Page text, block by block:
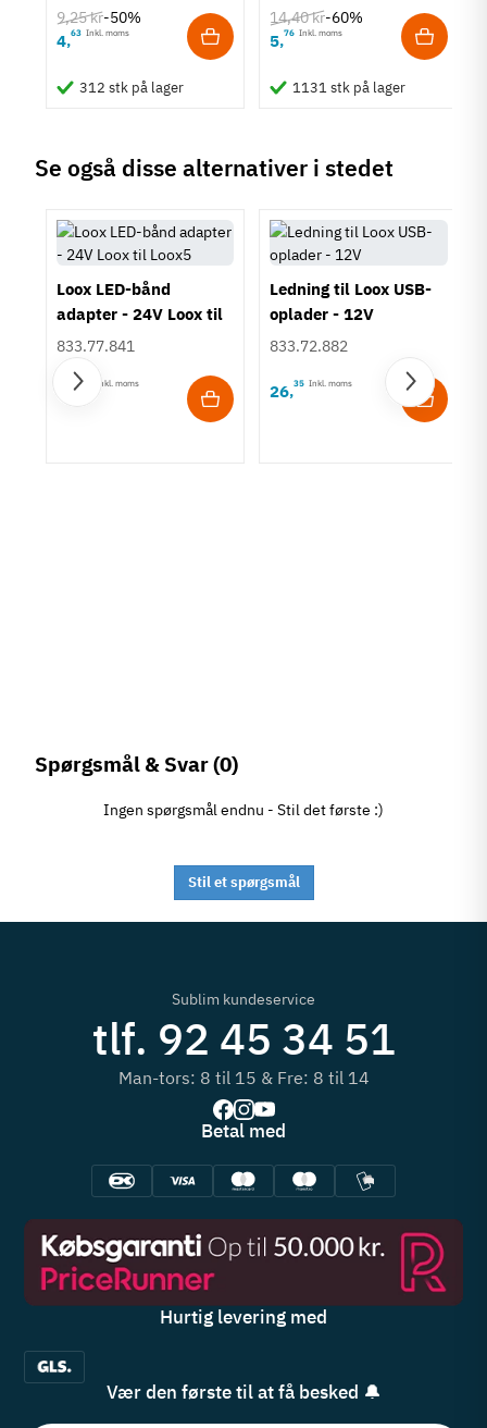
9,25 kr-50%
4,63 Inkl. moms
312 stk på lager
14,40 kr-60%
5,76 Inkl. moms
1131 stk på lager
Se også disse alternativer i stedet
Loox LED-bånd
adapter - 24V Loox til
Loox5
833.77.841
13,90 Inkl. moms
Ledning til Loox USB-
oplader - 12V
833.72.882
26,35 Inkl. moms
Spørgsmål & Svar(0)
Ingen spørgsmål endnu - Stil det første :)
Stil et spørgsmål
Sublim kundeservice
tlf. 92 45 34 51
Man-tors: 8 til 15 & Fre: 8 til 14
Betal med
Hurtig levering med
Vær den første til at få besked 🔔